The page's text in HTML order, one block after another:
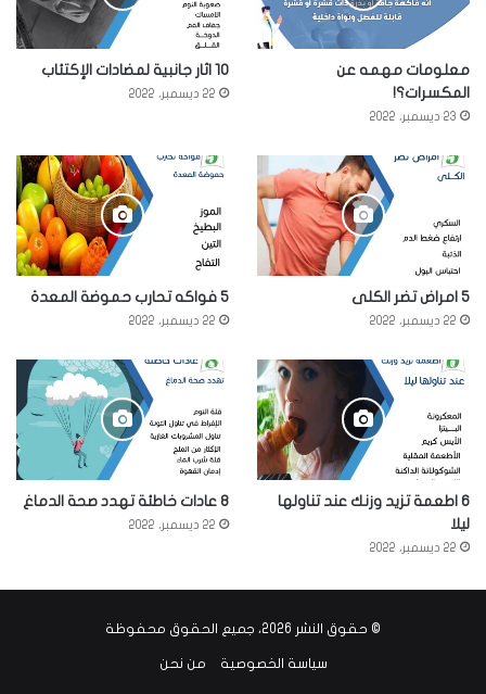
معلومات مهمه عن
المكسرات؟!
23 ديسمبر، 2022
10 اثار جانبية لمضادات الإكتئاب
22 ديسمبر، 2022
5 امراض تضر الكلى
22 ديسمبر، 2022
5 فواكه تحارب حموضة المعدة
22 ديسمبر، 2022
6 اطعمة تزيد وزنك عند تناولها
ليلا
22 ديسمبر، 2022
8 عادات خاطئة تهدد صحة الدماغ
22 ديسمبر، 2022
© حقوق النشر 2026، جميع الحقوق محفوظة
سياسة الخصوصية من نحن